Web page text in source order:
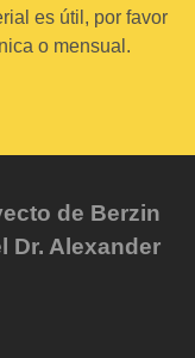
es útil, por favor
o mensual.
de Berzin
Dr. Alexander